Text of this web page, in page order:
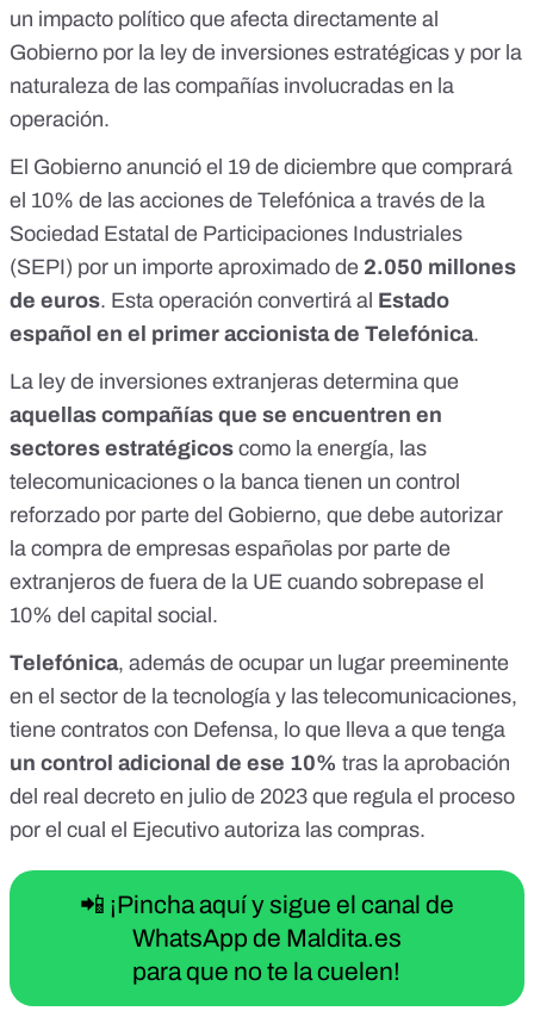
un impacto político que afecta directamente al
Gobierno por la ley de inversiones estratégicas y por la
naturaleza de las compañías involucradas en la
operación.
El Gobierno anunció el 19 de diciembre que comprará
el 10% de las acciones de Telefónica a través de la
Sociedad Estatal de Participaciones Industriales
(SEPI) por un importe aproximado de 2.050 millones
de euros. Esta operación convertirá al Estado
español en el primer accionista de Telefónica.
La ley de inversiones extranjeras determina que
aquellas compañías que se encuentren en
sectores estratégicos como la energía, las
telecomunicaciones o la banca tienen un control
reforzado por parte del Gobierno, que debe autorizar
la compra de empresas españolas por parte de
extranjeros de fuera de la UE cuando sobrepase el
10% del capital social.
Telefónica, además de ocupar un lugar preeminente
en el sector de la tecnología y las telecomunicaciones,
tiene contratos con Defensa, lo que lleva a que tenga
un control adicional de ese 10% tras la aprobación
del real decreto en julio de 2023 que regula el proceso
por el cual el Ejecutivo autoriza las compras.
📲 ¡Pincha aquí y sigue el canal de
WhatsApp de Maldita.es
para que no te la cuelen!